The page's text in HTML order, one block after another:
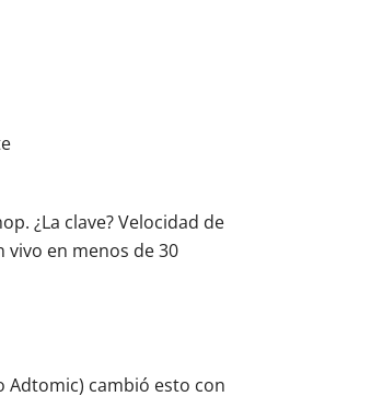
¿La clave? Velocidad de
en menos de 30
Adtomic) cambió esto con